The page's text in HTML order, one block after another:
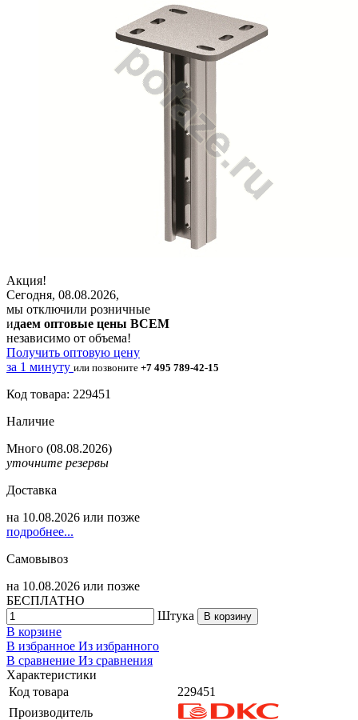
Акция!
Сегодня, 08.08.2026,
мы отключили розничные
идаем оптовые цены ВСЕМ
независимо от объема!
Получить оптовую цену
за 1 минуту или позвоните +7 495 789-42-15
Код товара: 229451
Наличие
Много (08.08.2026)
уточните резервы
Доставка
на 10.08.2026 или позже
подробнее...
Самовывоз
на 10.08.2026 или позже
БЕСПЛАТНО
Штука
В корзину
В корзине
В избранное Из избранного
В сравнение Из сравнения
Характеристики
Код товара
229451
Производитель